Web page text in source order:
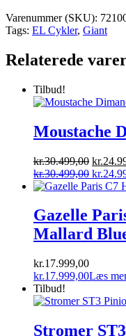
Varenummer (SKU):
Tags: EL Cykler, Giant
Relaterede
Tilbud!
Moustache
kr.30.499,00 Den
pris
kr.
kr.30.499,00 Den
var:
kr.
Gazelle
Mallard
kr.17.999,00
kr.17.999,00Læs
Tilbud!
Stromer